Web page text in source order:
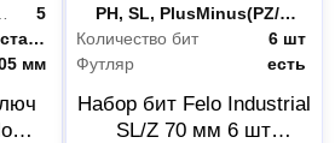
5
инструментальная сталь
мм
Форма наконечника бит
PH, SL, PlusMinus(PZ/SL)
Количество бит
6 шт
Футляр
есть
Набор бит Felo Industrial
SL/Z 70 мм 6 шт